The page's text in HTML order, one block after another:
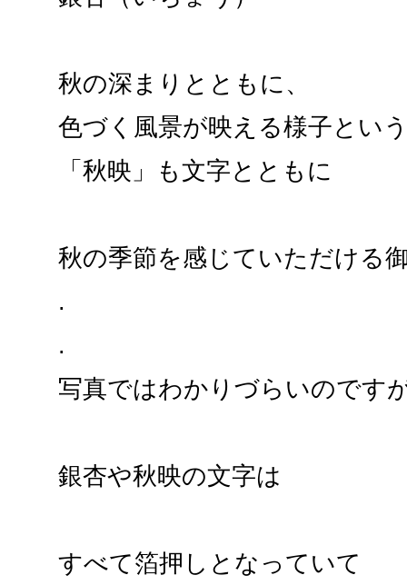
秋の深まりとともに、
色づく風景が映える様子とい
「秋映」も文字とともに
秋の季節を感じていただける
.
.
写真ではわかりづらいのです
銀杏や秋映の文字は
すべて箔押しとなっていて